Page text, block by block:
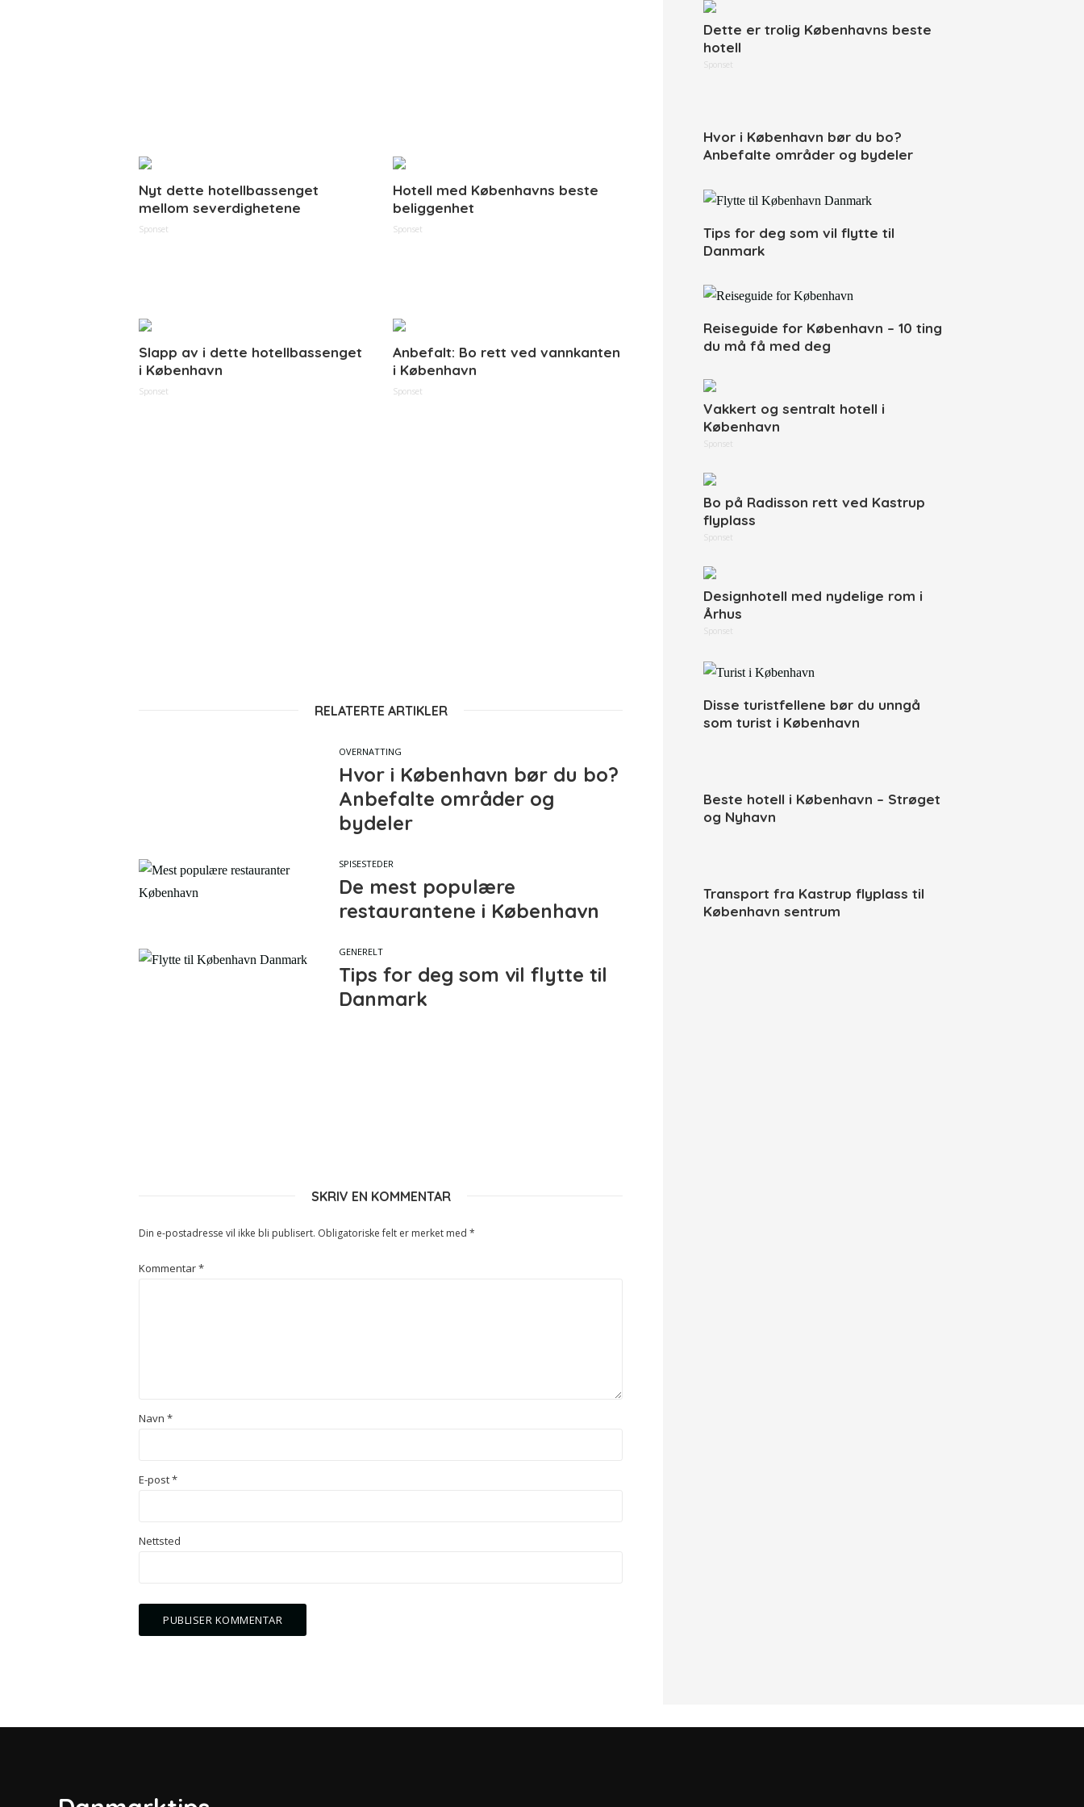
Nyt dette hotellbassenget
mellom severdighetene
Sponset
Hotell med Københavns beste
beliggenhet
Sponset
Slapp av i dette hotellbassenget
i København
Sponset
Anbefalt: Bo rett ved vannkanten
i København
Sponset
RELATERTE ARTIKLER
OVERNATTING
Hvor i København bør du bo?
Anbefalte områder og
bydeler
SPISESTEDER
De mest populære
restaurantene i København
GENERELT
Tips for deg som vil flytte til
Danmark
SKRIV EN KOMMENTAR
Din e-postadresse vil ikke bli publisert. Obligatoriske felt er merket med *
Kommentar*
Navn *
E-post*
Nettsted
Dette er trolig Københavns beste
hotell
Sponset
Hvor i København bør du bo?
Anbefalte områder og bydeler
Tips for deg som vil flytte til
Danmark
Reiseguide for København – 10 ting
du må få med deg
Vakkert og sentralt hotell i
København
Sponset
Bo på Radisson rett ved Kastrup
flyplass
Sponset
Designhotell med nydelige rom i
Århus
Sponset
Disse turistfellene bør du unngå
som turist i København
Beste hotell i København – Strøget
og Nyhavn
Transport fra Kastrup flyplass til
København sentrum